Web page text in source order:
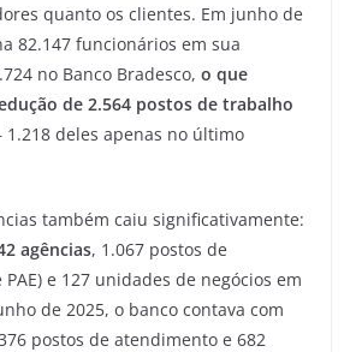
quanto os clientes. Em junho de
82.147 funcionários em sua
no Banco Bradesco, o que
de 2.564 postos de trabalho
deles apenas no último
também caiu significativamente:
agências, 1.067 postos de
e 127 unidades de negócios em
de 2025, o banco contava com
postos de atendimento e 682